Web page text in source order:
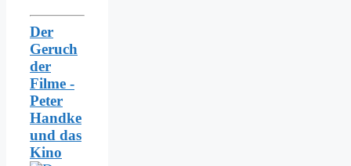
Der
Geruch
der
Filme -
Peter
Handke
und das
Kino